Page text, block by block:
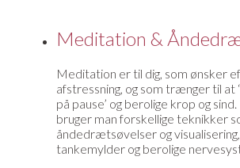
Meditation &
Meditation er til dig, som ønsker
afstressning, og som trænger til at
på pause’ og berolige krop og
bruger man forskellige teknikker
åndedrætsøvelser og
tankemylder og berolige